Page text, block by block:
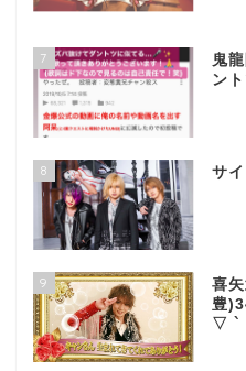
7
鬼
ン
8 サ
9
喜
豊
▽ `